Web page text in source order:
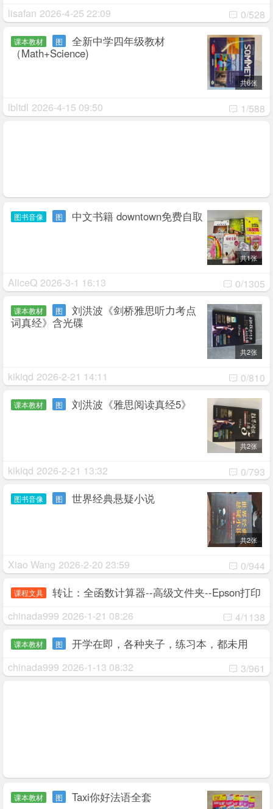
lisafan 2026-4-25 22:09 0/528
课本教材 图全新中学四年级教材
（Math+Science)
共6张
lbltdl 2026-4-15 09:50 1/588
图书音像 图中文书籍 downtown免费自取
共1张
AliceQ 2026-3-1 16:13 0/1305
课本教材 图刘洪波《剑桥雅思听力考点
词真经》含光碟
共2张
kikiqd 2026-2-21 14:11 0/810
课本教材 图刘洪波《雅思阅读真经5》
共2张
kikiqd 2026-2-21 13:32 0/793
图书音像 图世界经典悬疑小说
共2张
Xiao Wang 2026-2-20 23:59 0/944
课程文具
转让：全函数计算器--高级文件夹--Epson打印
chinada999 2026-1-21 08:26 4/1138
课本教材 图开学在即，各种夹子，练习本，都未用
chinada999 2026-1-13 08:32 3/961
课本教材 图Taxi你好法语全套